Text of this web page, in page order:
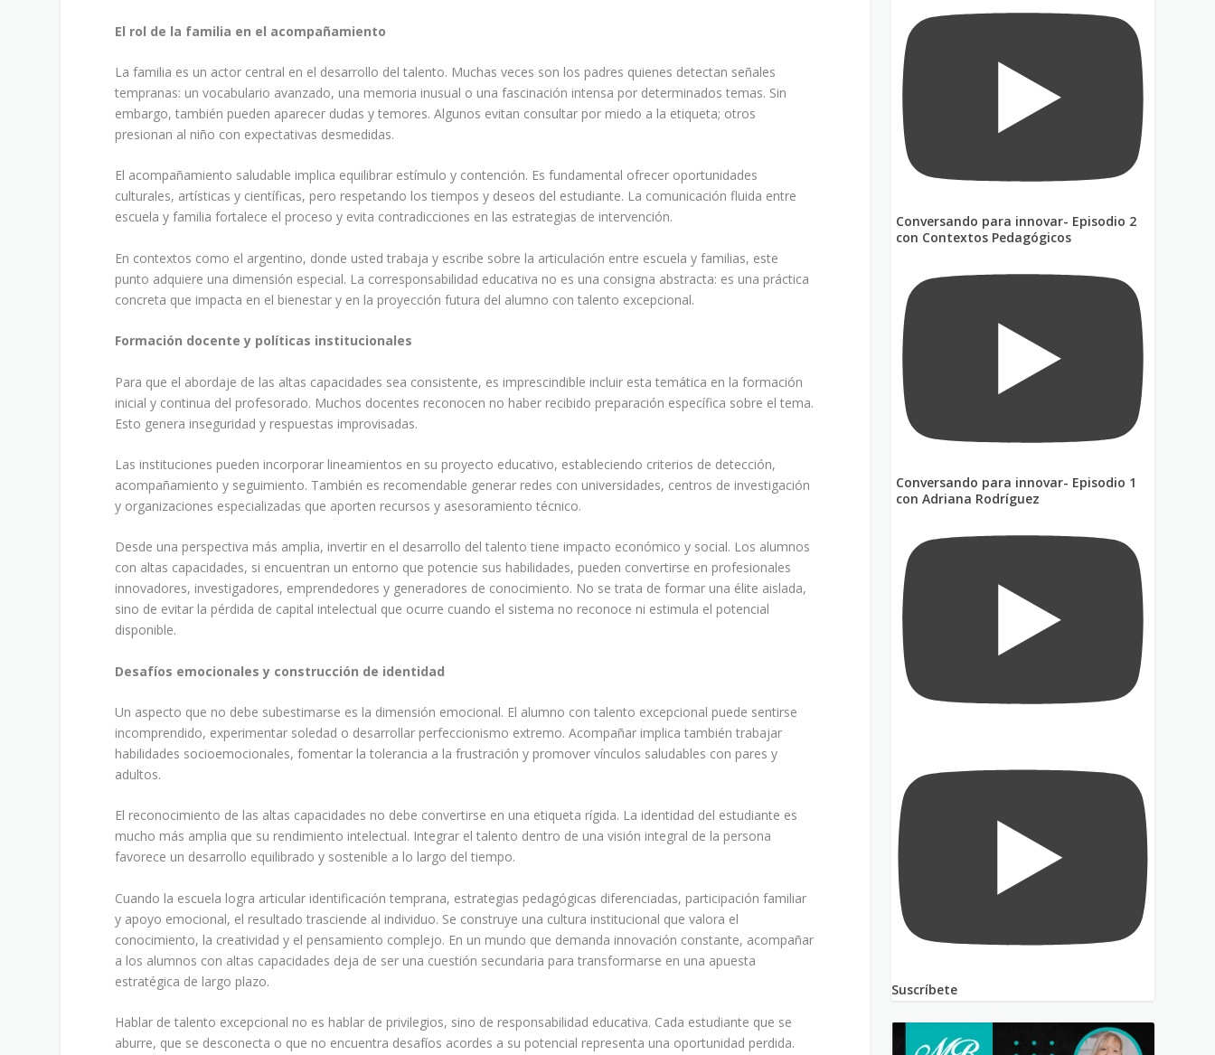
El rol de la familia en el acompañamiento
La familia es un actor central en el desarrollo del talento. Muchas veces son los padres quienes detectan señales
tempranas: un vocabulario avanzado, una memoria inusual o una fascinación intensa por determinados temas. Sin
embargo, también pueden aparecer dudas y temores. Algunos evitan consultar por miedo a la etiqueta; otros
presionan al niño con expectativas desmedidas.
El acompañamiento saludable implica equilibrar estímulo y contención. Es fundamental ofrecer oportunidades
culturales, artísticas y científicas, pero respetando los tiempos y deseos del estudiante. La comunicación fluida entre
escuela y familia fortalece el proceso y evita contradicciones en las estrategias de intervención.
En contextos como el argentino, donde usted trabaja y escribe sobre la articulación entre escuela y familias, este
punto adquiere una dimensión especial. La corresponsabilidad educativa no es una consigna abstracta: es una práctica
concreta que impacta en el bienestar y en la proyección futura del alumno con talento excepcional.
Formación docente y políticas institucionales
Para que el abordaje de las altas capacidades sea consistente, es imprescindible incluir esta temática en la formación
inicial y continua del profesorado. Muchos docentes reconocen no haber recibido preparación específica sobre el tema.
Esto genera inseguridad y respuestas improvisadas.
Las instituciones pueden incorporar lineamientos en su proyecto educativo, estableciendo criterios de detección,
acompañamiento y seguimiento. También es recomendable generar redes con universidades, centros de investigación
y organizaciones especializadas que aporten recursos y asesoramiento técnico.
Desde una perspectiva más amplia, invertir en el desarrollo del talento tiene impacto económico y social. Los alumnos
con altas capacidades, si encuentran un entorno que potencie sus habilidades, pueden convertirse en profesionales
innovadores, investigadores, emprendedores y generadores de conocimiento. No se trata de formar una élite aislada,
sino de evitar la pérdida de capital intelectual que ocurre cuando el sistema no reconoce ni estimula el potencial
disponible.
Desafíos emocionales y construcción de identidad
Un aspecto que no debe subestimarse es la dimensión emocional. El alumno con talento excepcional puede sentirse
incomprendido, experimentar soledad o desarrollar perfeccionismo extremo. Acompañar implica también trabajar
habilidades socioemocionales, fomentar la tolerancia a la frustración y promover vínculos saludables con pares y
adultos.
El reconocimiento de las altas capacidades no debe convertirse en una etiqueta rígida. La identidad del estudiante es
mucho más amplia que su rendimiento intelectual. Integrar el talento dentro de una visión integral de la persona
favorece un desarrollo equilibrado y sostenible a lo largo del tiempo.
Cuando la escuela logra articular identificación temprana, estrategias pedagógicas diferenciadas, participación familiar
y apoyo emocional, el resultado trasciende al individuo. Se construye una cultura institucional que valora el
conocimiento, la creatividad y el pensamiento complejo. En un mundo que demanda innovación constante, acompañar
a los alumnos con altas capacidades deja de ser una cuestión secundaria para transformarse en una apuesta
estratégica de largo plazo.
Hablar de talento excepcional no es hablar de privilegios, sino de responsabilidad educativa. Cada estudiante que se
aburre, que se desconecta o que no encuentra desafíos acordes a su potencial representa una oportunidad perdida.
Conversando para innovar- Episodio 2
con Contextos Pedagógicos
Conversando para innovar- Episodio 1
con Adriana Rodríguez
Suscríbete